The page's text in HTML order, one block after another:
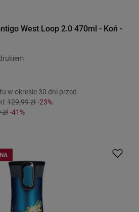
West Loop 2.0 470ml - Koń -
w okresie 30 dni przed
129,99 zł-23%
-41%